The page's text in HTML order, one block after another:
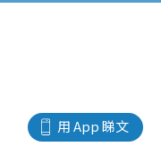
用 App 睇文